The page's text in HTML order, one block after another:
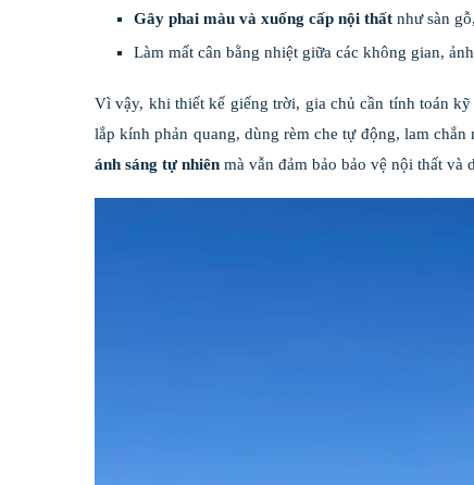
Gây phai màu và xuống cấp nội thất như sàn
Làm mất cân bằng nhiệt giữa các không gian,
Vì vậy, khi thiết kế giếng trời, gia chủ cần tính toán
lắp kính phản quang, dùng rèm che tự động, lam
ánh sáng tự nhiên mà vẫn đảm bảo bảo vệ nội thất và